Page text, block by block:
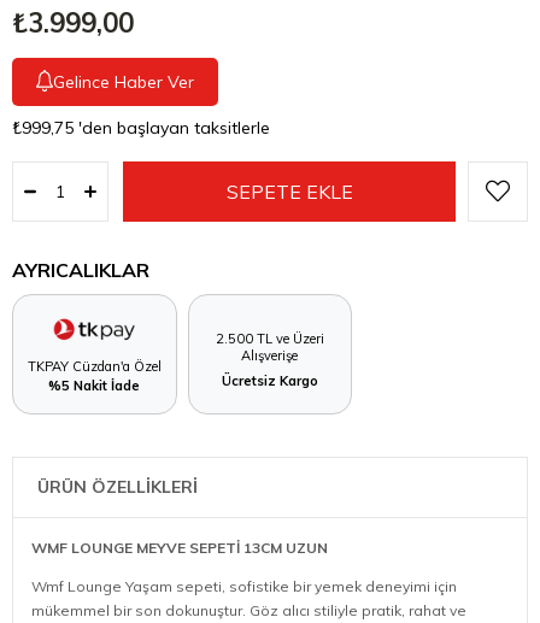
₺3.999,00
Gelince Haber Ver
₺999,75 'den başlayan taksitlerle
AYRICALIKLAR
TKPAY Cüzdan'a Özel
%5 Nakit İade
2.500 TL ve Üzeri
Alışverişe
Ücretsiz Kargo
ÜRÜN ÖZELLİKLERİ
WMF LOUNGE MEYVE SEPETİ 13CM UZUN
Wmf Lounge Yaşam sepeti, sofistike bir yemek deneyimi için
mükemmel bir son dokunuştur. Göz alıcı stiliyle pratik, rahat ve